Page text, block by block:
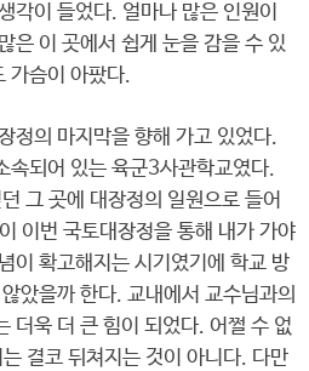
각이 들었다. 얼마나 많은 인원이
은 이 곳에서 쉽게 눈을 감을 수 있
가슴이 아팠다.
정의 마지막을 향해 가고 있었다.
속되어 있는 육군3사관학교였다.
그 곳에 대장정의 일원으로 들어
이번 국토대장정을 통해 내가 가야
이 확고해지는 시기였기에 학교 방
았을까 한다. 교내에서 교수님과의
더욱 더 큰 힘이 되었다. 어쩔 수 없
결코 뒤쳐지는 것이 아니다. 다만